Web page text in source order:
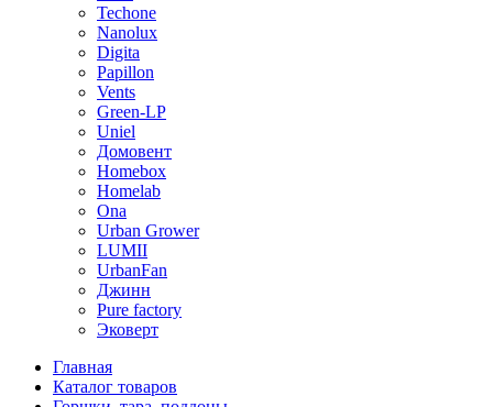
Techone
Nanolux
Digita
Papillon
Vents
Green-LP
Uniel
Домовент
Homebox
Homelab
Ona
Urban Grower
LUMII
UrbanFan
Джинн
Pure factory
Эковерт
Главная
Каталог товаров